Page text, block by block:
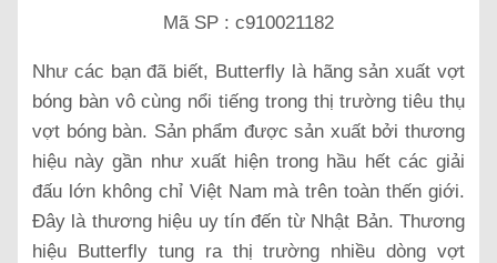
Mã SP : c910021182
Như các bạn đã biết, Butterfly là hãng sản xuất vợt
bóng bàn vô cùng nổi tiếng trong thị trường tiêu thụ
vợt bóng bàn. Sản phẩm được sản xuất bởi thương
hiệu này gần như xuất hiện trong hầu hết các giải
đấu lớn không chỉ Việt Nam mà trên toàn thến giới.
Đây là thương hiệu uy tín đến từ Nhật Bản. Thương
hiệu Butterfly tung ra thị trường nhiều dòng vợt